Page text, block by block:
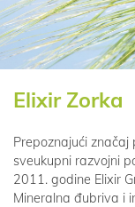
Elixir Zorka
Prepoznajući
sveukupni razvojni
2011. godine Elixir
Mineralna đubriva i